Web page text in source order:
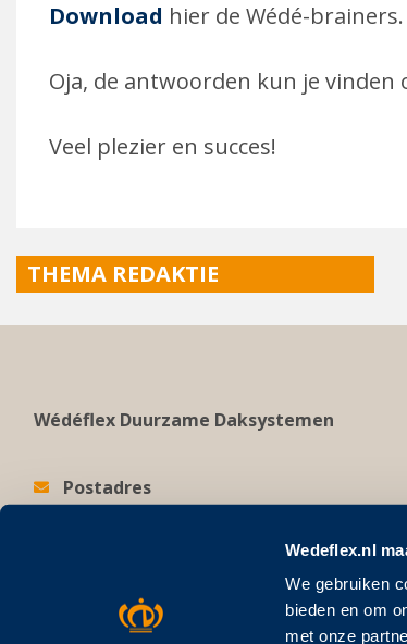
Wedeflex.nl
We gebruiken
bieden en om
met onze
Download hier de Wédé-
Oja, de antwoorden kun je vinden
Veel plezier en succes!
Post
navigation
THEMA REDAKTIE
Wédéflex Duurzame Daksystemen
Postadres
Postbus 811
5211 NX ‘s-Hertogenbosch